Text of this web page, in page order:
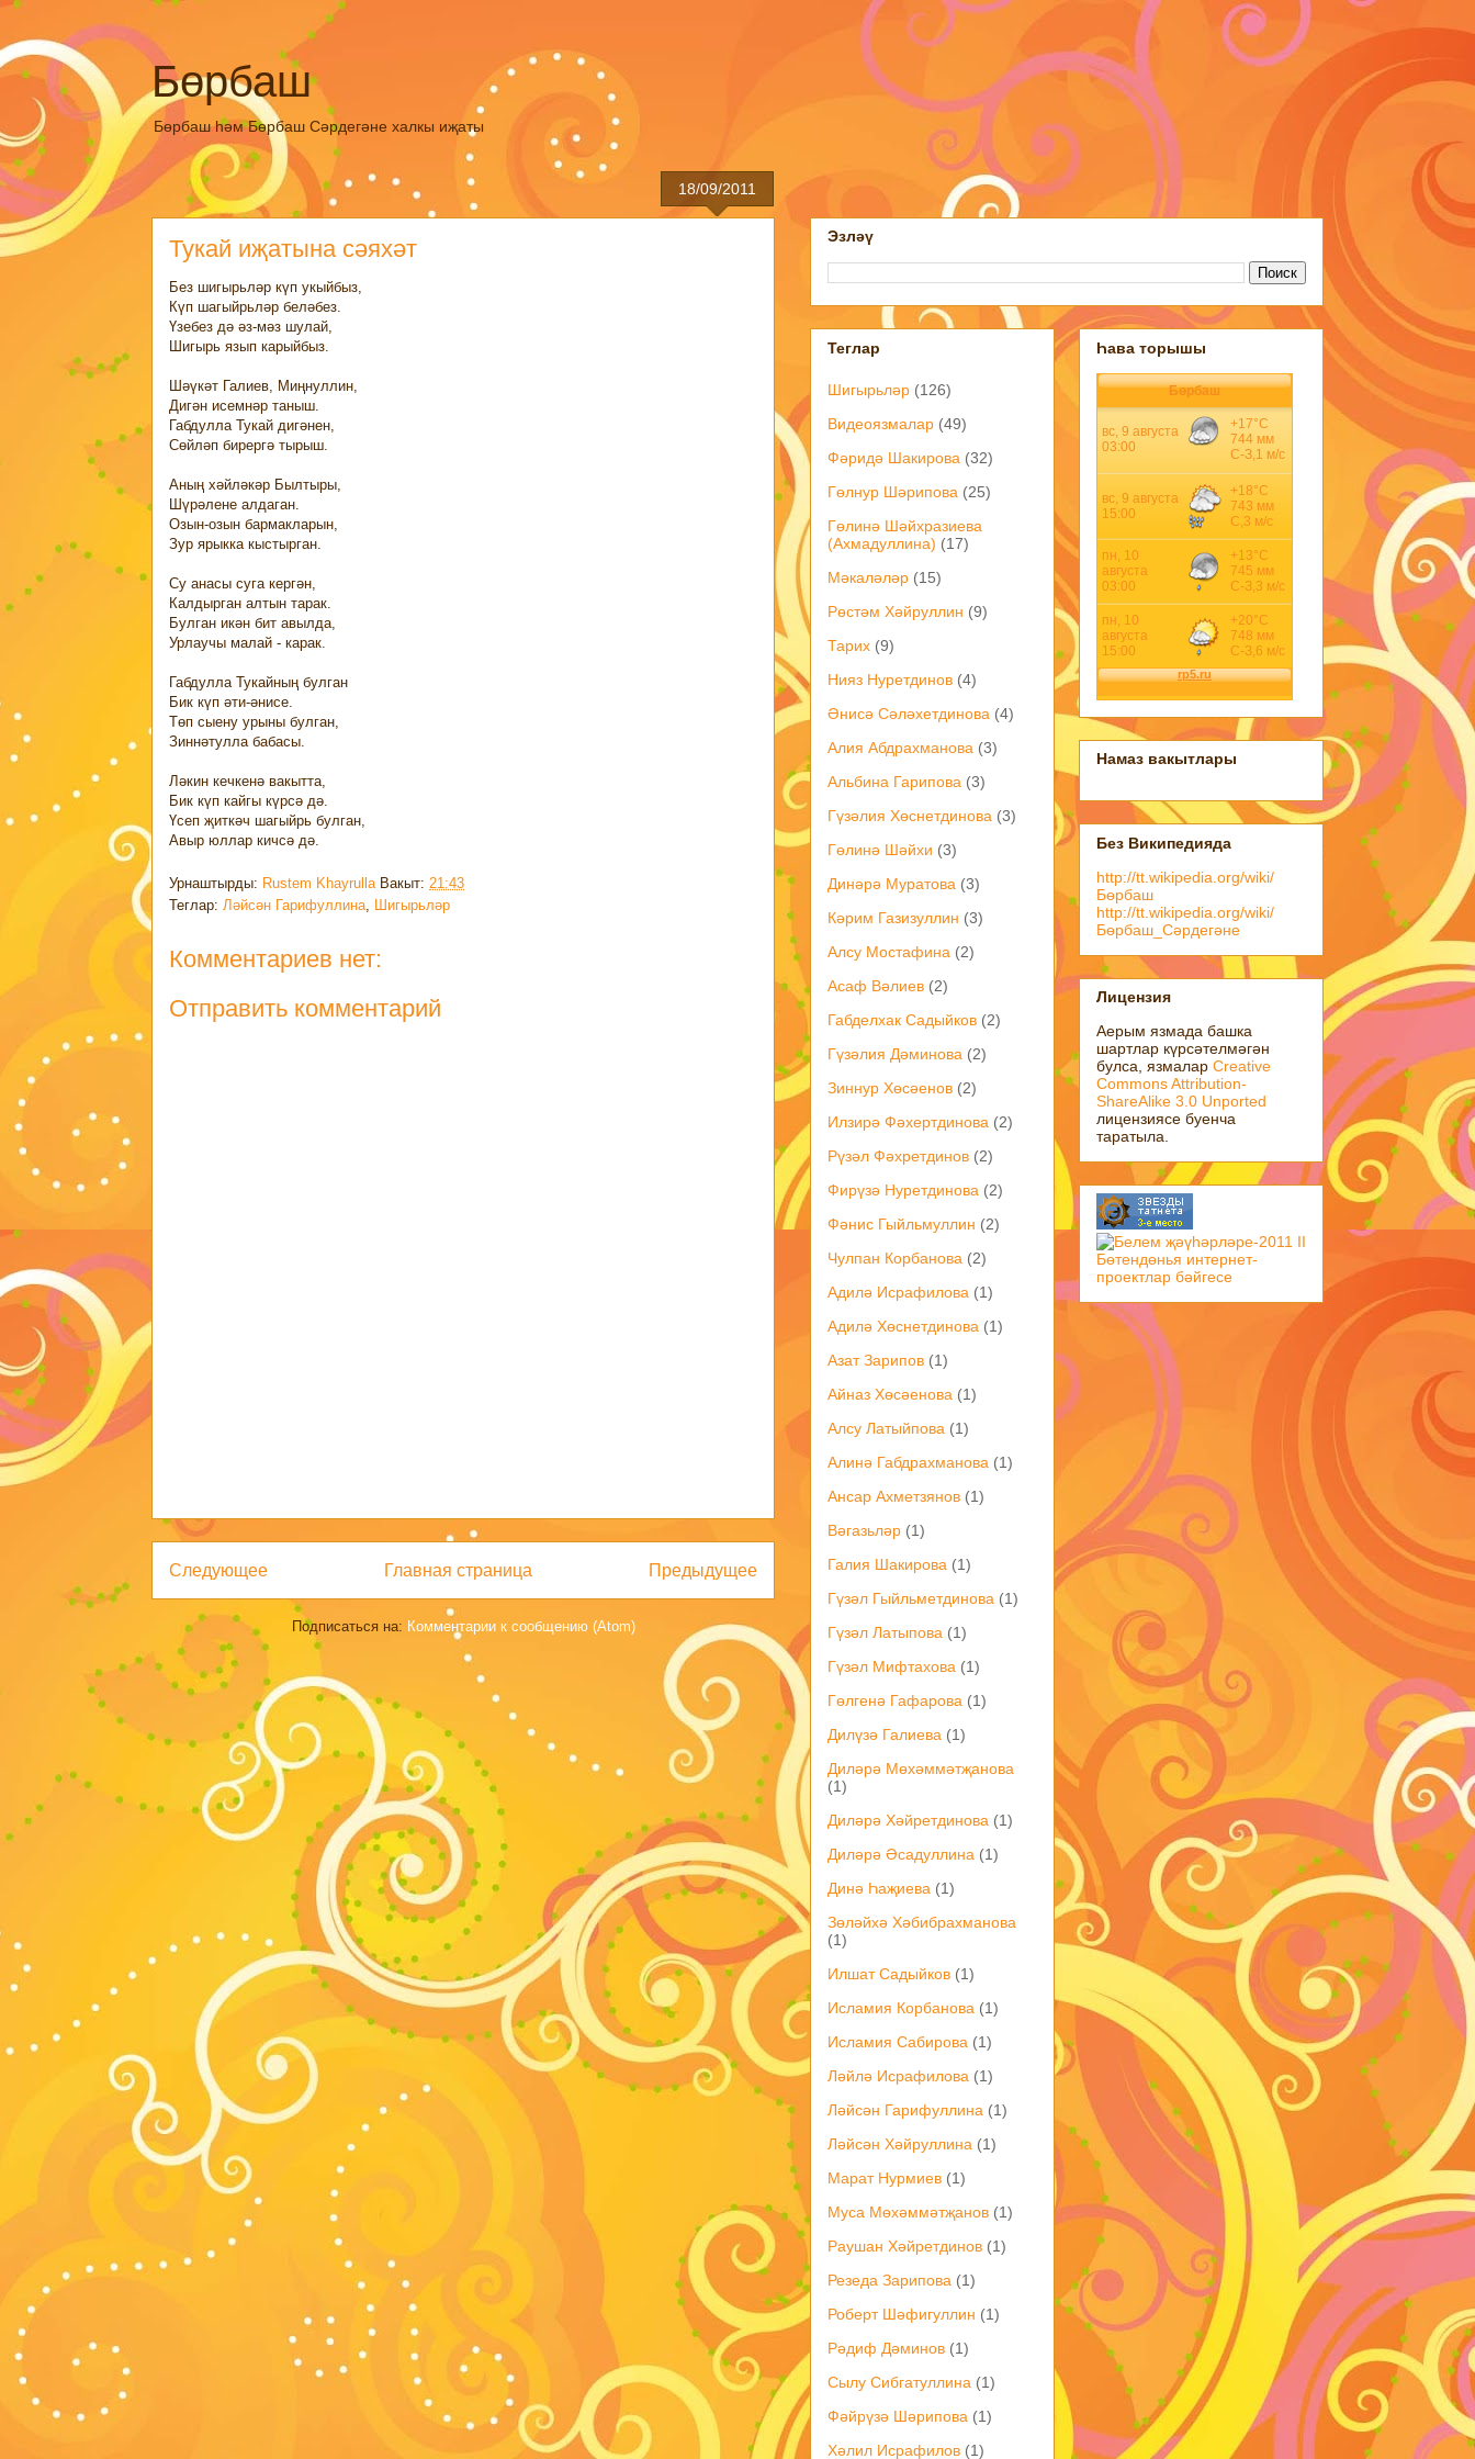
Бөрбаш
Бөрбаш һәм Бөрбаш Сәрдегәне халкы иҗаты
18/09/2011
Тукай иҗатына сәяхәт
Без шигырьләр күп укыйбыз,
Күп шагыйрьләр беләбез.
Үзебез дә әз-мәз шулай,
Шигырь язып карыйбыз.
Шәүкәт Галиев, Миңнуллин,
Дигән исемнәр таныш.
Габдулла Тукай дигәнен,
Сөйләп бирергә тырыш.
Аның хәйләкәр Былтыры,
Шүрәлене алдаган.
Озын-озын бармакларын,
Зур ярыкка кыстырган.
Су анасы суга кергән,
Калдырган алтын тарак.
Булган икән бит авылда,
Урлаучы малай - карак.
Габдулла Тукайның булган
Бик күп әти-әнисе.
Төп сыену урыны булган,
Зиннәтулла бабасы.
Ләкин кечкенә вакытта,
Бик күп кайгы күрсә дә.
Үсеп җиткәч шагыйрь булган,
Авыр юллар кичсә дә.
Урнаштырды: Rustem Khayrulla Вакыт: 21:43
Теглар: Ләйсән Гарифуллина Шигырьләр
Комментариев нет:
Отправить комментарий
Следующее Предыдущее
Главная страница
Подписаться на: Комментарии к сообщению (Atom)
Эзләү
Теглар
Шигырьләр (126)
Видеоязмалар (49)
Фәридә Шакирова (32)
Гөлнур Шәрипова (25)
Гөлинә Шәйхразиева
(Ахмадуллина) (17)
Мәкаләләр (15)
Рөстәм Хәйруллин (9)
Тарих (9)
Нияз Нуретдинов (4)
Әнисә Сәләхетдинова (4)
Алия Абдрахманова (3)
Альбина Гарипова (3)
Гүзәлия Хөснетдинова (3)
Гөлинә Шәйхи (3)
Динәрә Муратова (3)
Кәрим Газизуллин (3)
Алсу Мостафина (2)
Асаф Вәлиев (2)
Габделхак Садыйков (2)
Гүзәлия Дәминова (2)
Зиннур Хөсәенов (2)
Илзирә Фәхертдинова (2)
Рүзәл Фәхретдинов (2)
Фирүзә Нуретдинова (2)
Фәнис Гыйльмуллин (2)
Чулпан Корбанова (2)
Адилә Исрафилова (1)
Адилә Хөснетдинова (1)
Азат Зарипов (1)
Айназ Хөсәенова (1)
Ал­су Ла­тый­по­ва (1)
Алинә Габдрахманова (1)
Ансар Ахметзянов (1)
Вәгазьләр (1)
Галия Шакирова (1)
Гүзәл Гыйльметдинова (1)
Гүзәл Латыпова (1)
Гүзәл Мифтахова (1)
Гөлгенә Гафарова (1)
Дилүзә Галиева (1)
Диләрә Мөхәммәтҗанова
(1)
Диләрә Хәйретдинова (1)
Диләрә Әсадуллина (1)
Динә Һаҗиева (1)
Зөләйхә Хәбибрахманова
(1)
Илшат Садыйков (1)
Исламия Корбанова (1)
Исламия Сабирова (1)
Ләйлә Исрафилова (1)
Ләйсән Гарифуллина (1)
Ләйсән Хәйруллина (1)
Марат Нурмиев (1)
Муса Мөхәммәтҗанов (1)
Раушан Хәйретдинов (1)
Резеда Зарипова (1)
Роберт Шәфигуллин (1)
Рәдиф Дәминов (1)
Сылу Сибгатуллина (1)
Фәйрүзә Шәрипова (1)
Хәлил Исрафилов (1)
Һава торышы
Бөрбаш
Намаз вакытлары
Без Википедияда
http://tt.wikipedia.org/wiki/
Бөрбаш
http://tt.wikipedia.org/wiki/
Бөрбаш_Сәрдегәне
Лицензия
Аерым язмада башка
шартлар күрсәтелмәгән
булса, язмалар Creative
Commons Attribution-
ShareAlike 3.0 Unported
лицензиясе буенча
таратыла.